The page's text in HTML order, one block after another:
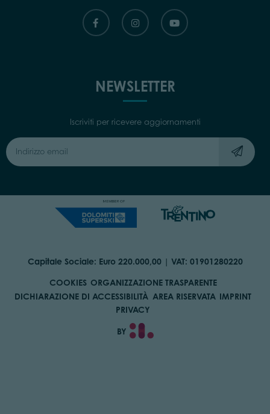
NEWSLETTER
Iscriviti per ricevere aggiornamenti
Capitale Sociale: Euro 220.000,00 | VAT: 01901280220
COOKIES ORGANIZZAZIONE TRASPARENTE
DICHIARAZIONE DI ACCESSIBILITÀ AREA RISERVATA IMPRINT
PRIVACY
BY